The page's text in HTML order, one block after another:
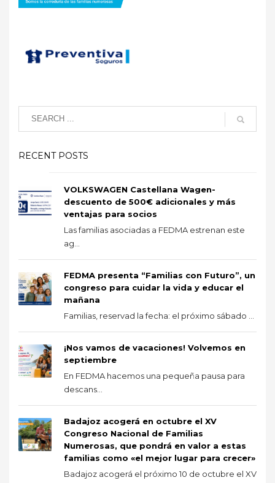
RECENT POSTS
VOLKSWAGEN Castellana Wagen-
descuento de 500€ adicionales y más
ventajas para socios
Las familias asociadas a FEDMA estrenan este
ag...
FEDMA presenta “Familias con Futuro”, un
congreso para cuidar la vida y educar el
mañana
Familias, reservad la fecha: el próximo sábado ...
¡Nos vamos de vacaciones! Volvemos en
septiembre
En FEDMA hacemos una pequeña pausa para
descans...
Badajoz acogerá en octubre el XV
Congreso Nacional de Familias
Numerosas, que pondrá en valor a estas
familias como «el mejor lugar para crecer»
Badajoz acogerá el próximo 10 de octubre el XV